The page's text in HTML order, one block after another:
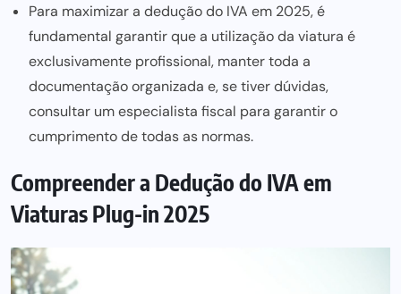
Para maximizar a dedução do IVA em 2025, é
fundamental garantir que a utilização da viatura é
exclusivamente profissional, manter toda a
documentação organizada e, se tiver dúvidas,
consultar um especialista fiscal para garantir o
cumprimento de todas as normas.
Compreender a Dedução do IVA em
Viaturas Plug-in 2025